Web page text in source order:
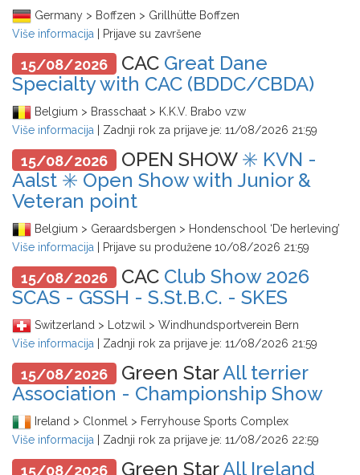
Germany > Boffzen > Grillhütte Boffzen
Više informacija
| Prijave su završene
15/08/2026 CAC Great Dane
Specialty with CAC (BDDC/CBDA)
Belgium > Brasschaat > K.K.V. Brabo vzw
Više informacija
| Zadnji rok za prijave je: 11/08/2026 21:59
15/08/2026 OPEN SHOW ✳️ KVN -
Aalst ✳️ Open Show with Junior &
Veteran point
Belgium > Geraardsbergen > Hondenschool ‘De herleving’
Više informacija
| Prijave su produžene 10/08/2026 21:59
15/08/2026 CAC Club Show 2026
SCAS - GSSH - S.St.B.C. - SKES
Switzerland > Lotzwil > Windhundsportverein Bern
Više informacija
| Zadnji rok za prijave je: 11/08/2026 21:59
15/08/2026 Green StarAll terrier
Association - Championship Show
Ireland > Clonmel > Ferryhouse Sports Complex
Više informacija
| Zadnji rok za prijave je: 11/08/2026 22:59
15/08/2026 Green StarAll Ireland